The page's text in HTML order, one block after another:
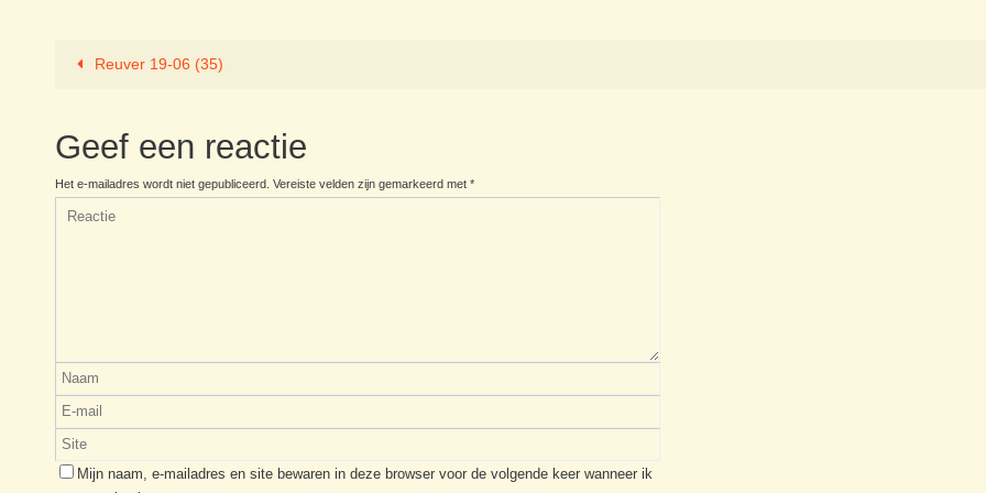
Reuver 19-06 (35)
Geef een reactie
Het e-mailadres wordt niet gepubliceerd. Vereiste velden zijn gemarkeerd met *
Mijn naam, e-mailadres en site bewaren in deze browser voor de volgende keer wanneer ik